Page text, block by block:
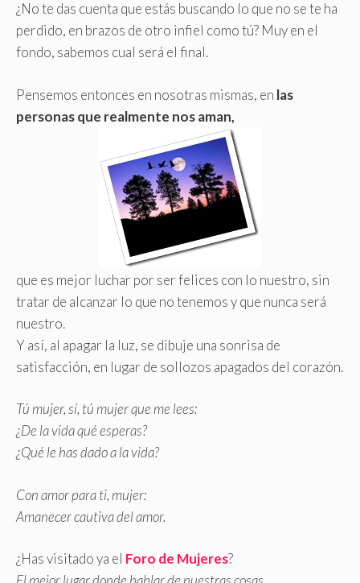
¿No te das cuenta que estás buscando lo que no se te ha
perdido, en brazos de otro infiel como tú? Muy en el
fondo, sabemos cual será el final.
Pensemos entonces en nosotras mismas, en las
personas que realmente nos aman,
que es mejor luchar por ser felices con lo nuestro, sin
tratar de alcanzar lo que no tenemos y que nunca será
nuestro.
Y así, al apagar la luz, se dibuje una sonrisa de
satisfacción, en lugar de sollozos apagados del corazón.
Tú mujer, sí, tú mujer que me lees:
¿De la vida qué esperas?
¿Qué le has dado a la vida?
Con amor para ti, mujer:
Amanecer cautiva del amor.
¿Has visitado ya el Foro de Mujeres?